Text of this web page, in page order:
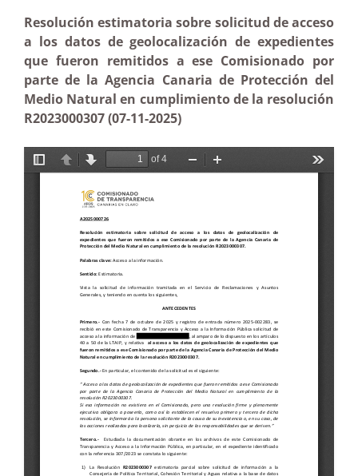
Resolución estimatoria sobre solicitud de acceso
a los datos de geolocalización de expedientes
que fueron remitidos a ese Comisionado por
parte de la Agencia Canaria de Protección del
Medio Natural en cumplimiento de la resolución
R2023000307 (07-11-2025)